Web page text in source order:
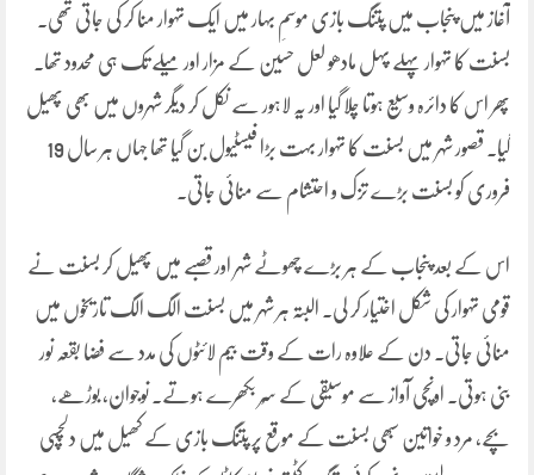
آغاز میں پنجاب میں پتنگ بازی موسمِ بہار میں ایک تہوار منا کر کی جاتی تھی۔
بسنت کا تہوار پہلے پہل مادھو لعل حسین کے مزار اور میلے تک ہی محدود تھا۔
پھر اس کا دائرہ وسیع ہوتا چلا گیا اور یہ لاہور سے نکل کر دیگر شہروں میں بھی پھیل
گیا۔ قصور شہر میں بسنت کا تہوار بہت بڑا فیسٹیول بن گیا تھا جہاں ہر سال 19
فروری کو بسنت بڑے تزک و احتشام سے منائی جاتی۔
اس کے بعد پنجاب کے ہر بڑے چھوٹے شہر اور قصبے میں پھیل کر بسنت نے
قومی تہوار کی شکل اختیار کر لی۔ البتہ ہر شہر میں بسنت الگ الگ تاریخوں میں
منائی جاتی۔ دن کے علاوہ رات کے وقت بیم لائٹوں کی مدد سے فضا بقعہ نور
بنی ہوتی۔ اونچی آواز سے موسیقی کے سُر بکھرے ہوتے۔ نوجوان، بوڑھے،
بچے، مرد و خواتین سبھی بسنت کے موقع پر پتنگ بازی کے کھیل میں دلچسپی